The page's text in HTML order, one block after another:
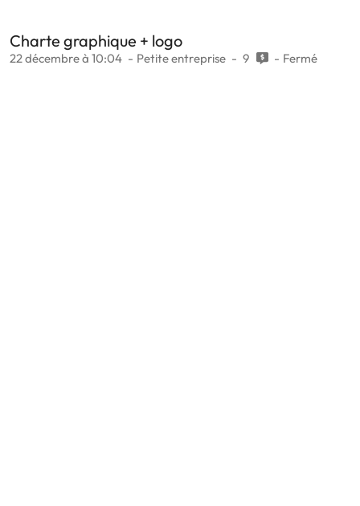
Charte graphique + logo
22 décembre à 10:04 Petite entreprise 9 Fermé